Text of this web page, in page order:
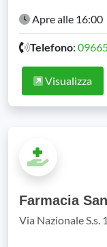
Apre alle 16:00
Telefono:
Visualizza
Farmacia
Via Nazionale S.s.